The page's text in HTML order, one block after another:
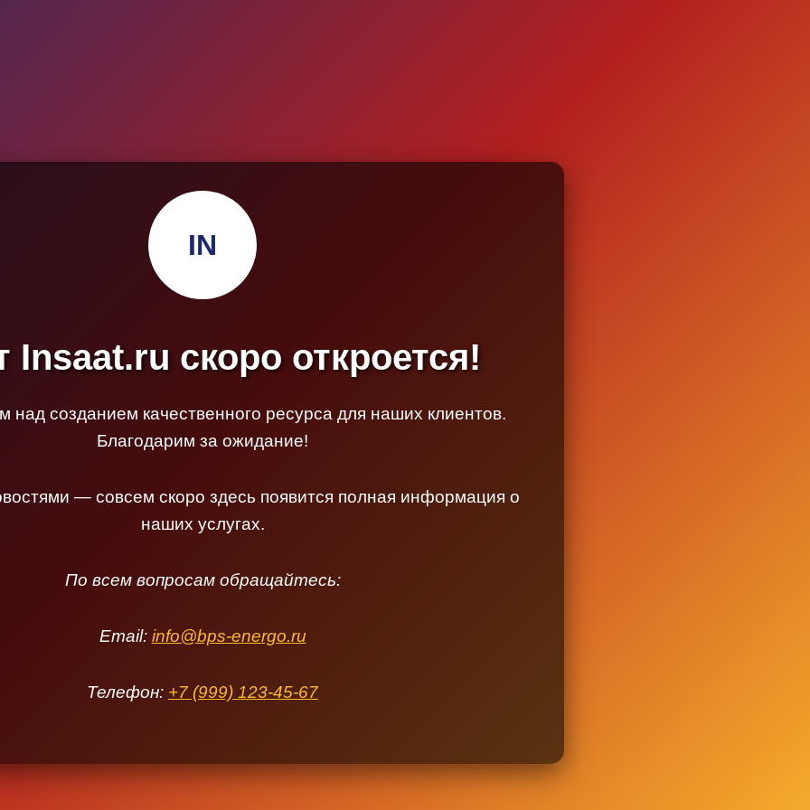
IN
Insaat.ru скоро откроется!
над созданием качественного ресурса для наших клиентов.
Благодарим за ожидание!
— совсем скоро здесь появится полная информация о
наших услугах.
По всем вопросам обращайтесь:
Email: info@bps-energo.ru
Телефон: +7 (999) 123-45-67